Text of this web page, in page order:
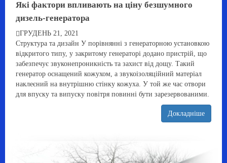
Які фактори впливають на ціну безшумного
дизель-генератора
ГРУДЕНЬ 21, 2021
Структура та дизайн У порівнянні з генераторною установкою
відкритого типу, у закритому генераторі додано пристрій, що
забезпечує звуконепроникність та захист від дощу. Такий
генератор оснащений кожухом, а звукоізоляційний матеріал
наклеєний на внутрішню стінку кожуха. У той же час отвори
для впуску та випуску повітря повинні бути зарезервованими.
Докладніше